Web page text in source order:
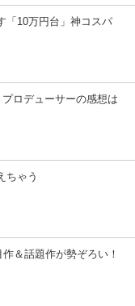
「10万円台」神コスパ
プロデューサーの感想は
ちゃう
＆話題作が勢ぞろい！